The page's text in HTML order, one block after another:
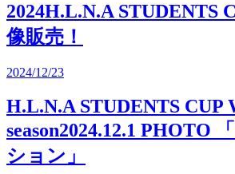
2024H.L.N.A STUDENTS
像販売！
2024/12/23
H.L.N.A STUDENTS CUP
season2024.12.1 PHOTO
ション」